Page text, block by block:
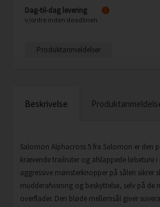
Dag-til-dag levering
v/ordre inden deadlinen
i
Produktanmeldelser
Beskrivelse
Salomon Alphacross 5 fra Salomon er den
krævende trailruter og afslappede løbeture i
aggressive mønsterknopper på sålen sikrer
mudderafvisning og beskyttelse, selv på
overflader. Den bløde mellemsål giver